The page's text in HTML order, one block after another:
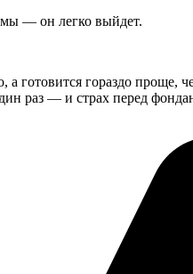
— он легко выйдет.
готовится гораздо
раз — и страх перед